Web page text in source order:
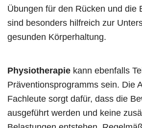
Übungen für den Rücken und die
sind besonders hilfreich zur
gesunden Körperhaltung.
Physiotherapie kann ebenfalls
Präventionsprogramms sein. Die
Fachleute sorgt dafür, dass die
ausgeführt werden und keine